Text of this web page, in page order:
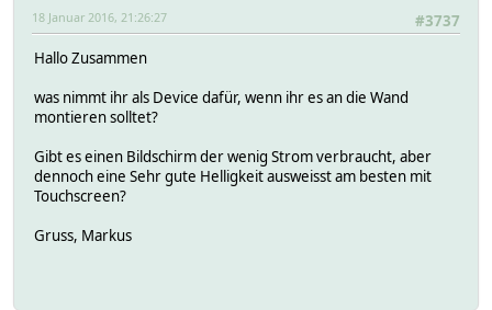
#3737
18 Januar 2016, 21:26:27
Hallo Zusammen
was nimmt ihr als Device dafür, wenn ihr es an die Wand
montieren solltet?
Gibt es einen Bildschirm der wenig Strom verbraucht, aber
dennoch eine Sehr gute Helligkeit ausweisst am besten mit
Touchscreen?
Gruss, Markus